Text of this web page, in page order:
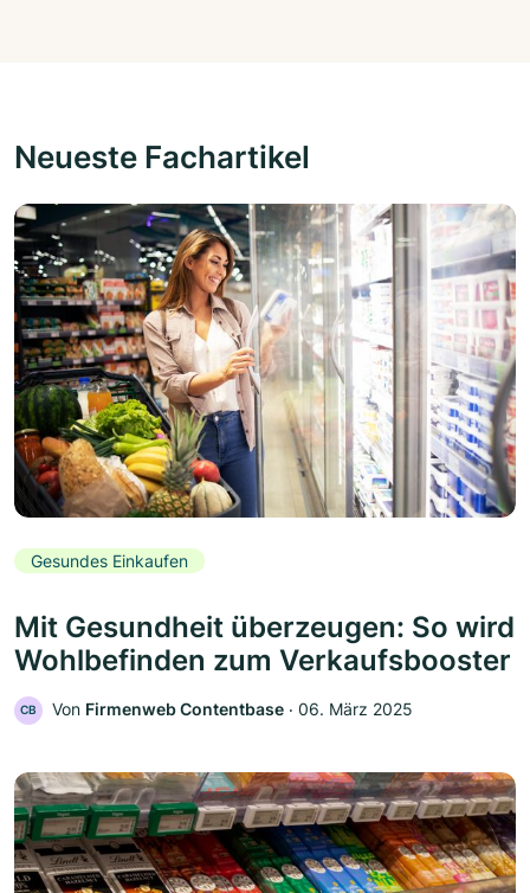
Neueste Fachartikel
Gesundes Einkaufen
Mit Gesundheit überzeugen: So wird
Wohlbefinden zum Verkaufsbooster
CB Von Firmenweb Contentbase ‧ 06. März 2025